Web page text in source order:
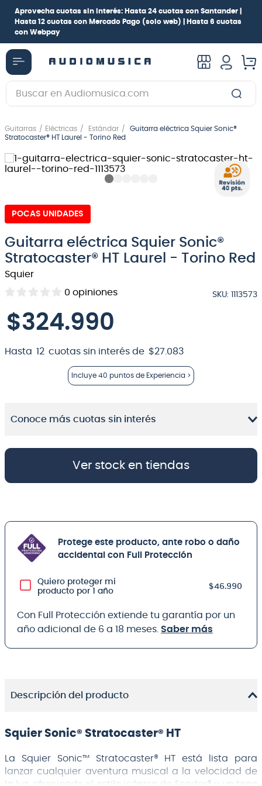
Aprovecha cuotas sin interés: Hasta 24 cuotas con Santander |
Hasta 12 cuotas con Mercado Pago (solo web) |
Hasta 6 cuotas
con Webpay
Buscar en Audiomusica.com
Guitarras Eléctricas Estándar
Guitarra eléctrica Squier Sonic®
Stratocaster® HT Laurel - Torino Red
POCAS UNIDADES
Guitarra eléctrica Squier Sonic®
Stratocaster® HT Laurel - Torino Red
Squier
0 opiniones SKU: 1113573
$324.990
Hasta 12 cuotas sin interés de $27 083
Incluye 40 puntos de Experiencia >
Conoce más cuotas sin interés
Ver stock en tiendas
Protege este producto, ante robo o daño
accidental con Full Protección
Quiero proteger mi
producto por 1 año
$46.990
Con Full Protección extiende tu garantía por un
año adicional de 6 a 18 meses. Saber más
Descripción del producto
Squier Sonic® Stratocaster® HT
La Squier Sonic™ Stratocaster® HT está lista para
lanzar cualquier aventura musical a la velocidad de
1.
guitarra electrica
2.
bajo
guitarra electroacústica
5.
amplificador
6 .
guitarra
7.
teclado
8.
10. violin